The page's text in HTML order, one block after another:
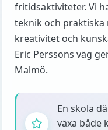
fritidsaktiviteter. Vi
teknik och
kreativitet och
Eric Perssons väg
Malmö.
En skola
växa både